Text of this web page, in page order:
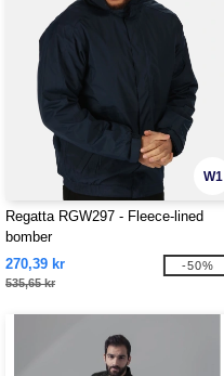
W1
Regatta RGW297 - Fleece-lined
bomber
270,39 kr
535,65 kr
-50%